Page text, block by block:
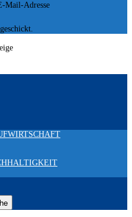
Mail-Adresse